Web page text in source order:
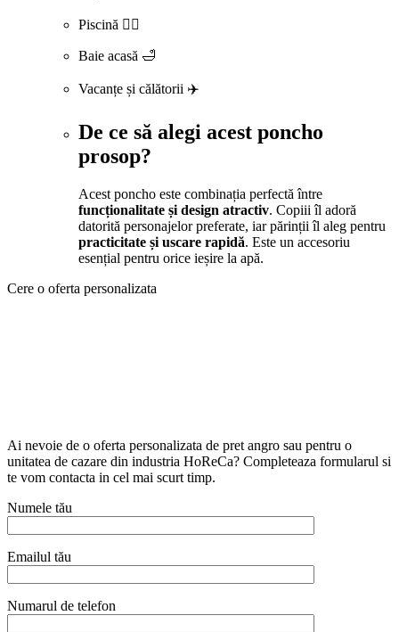
Piscină 🏊‍♀️
Baie acasă 🛁
Vacanțe și călătorii ✈️
De ce să alegi acest poncho
prosop?
Acest poncho este combinația perfectă între
funcționalitate și design atractiv. Copiii îl adoră
datorită personajelor preferate, iar părinții îl aleg pentru
practicitate și uscare rapidă. Este un accesoriu
esențial pentru orice ieșire la apă.
Cere o oferta personalizata
Ai nevoie de o oferta personalizata de pret angro sau pentru o
unitatea de cazare din industria HoReCa? Completeaza formularul si
te vom contacta in cel mai scurt timp.
Numele tău
Emailul tău
Numarul de telefon